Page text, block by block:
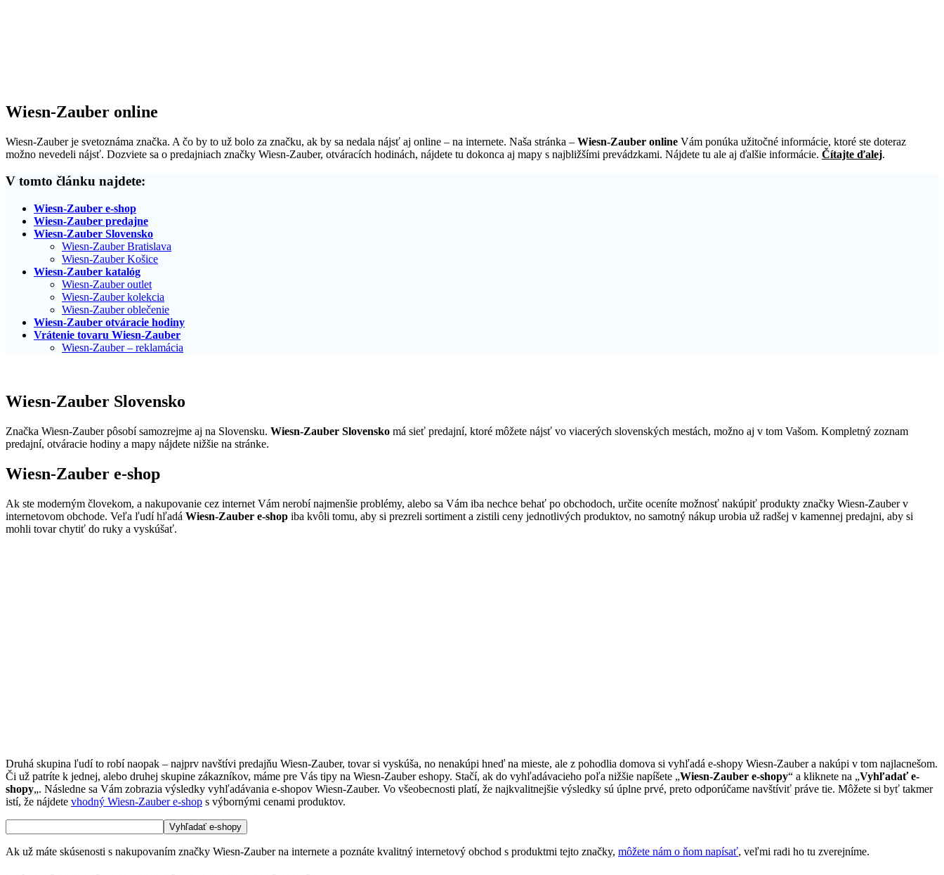
Wiesn-Zauber online
Wiesn-Zauber je svetoznáma značka. A čo by to už bolo za značku, ak by sa nedala nájsť aj online – na internete. Naša stránka – Wiesn-Zauber online Vám ponúka užitočné informácie, ktoré ste doteraz
možno nevedeli nájsť. Dozviete sa o predajniach značky Wiesn-Zauber, otváracích hodinách, nájdete tu dokonca aj mapy s najbližšími prevádzkami. Nájdete tu ale aj ďalšie informácie. Čítajte ďalej.
V tomto článku najdete:
Wiesn-Zauber e-shop
Wiesn-Zauber predajne
Wiesn-Zauber Slovensko
Wiesn-Zauber Bratislava
Wiesn-Zauber Košice
Wiesn-Zauber katalóg
Wiesn-Zauber outlet
Wiesn-Zauber kolekcia
Wiesn-Zauber oblečenie
Wiesn-Zauber otváracie hodiny
Vrátenie tovaru Wiesn-Zauber
Wiesn-Zauber – reklamácia
Wiesn-Zauber Slovensko
Značka Wiesn-Zauber pôsobí samozrejme aj na Slovensku. Wiesn-Zauber Slovensko má sieť predajní, ktoré môžete nájsť vo viacerých slovenských mestách, možno aj v tom Vašom. Kompletný zoznam
predajní, otváracie hodiny a mapy nájdete nižšie na stránke.
Wiesn-Zauber e-shop
Ak ste moderným človekom, a nakupovanie cez internet Vám nerobí najmenšie problémy, alebo sa Vám iba nechce behať po obchodoch, určite oceníte možnosť nakúpiť produkty značky Wiesn-Zauber v
internetovom obchode. Veľa ľudí hľadá Wiesn-Zauber e-shop iba kvôli tomu, aby si prezreli sortiment a zistili ceny jednotlivých produktov, no samotný nákup urobia už radšej v kamennej predajni, aby si
mohli tovar chytiť do ruky a vyskúšať.
Druhá skupina ľudí to robí naopak – najprv navštívi predajňu Wiesn-Zauber, tovar si vyskúša, no nenakúpi hneď na mieste, ale z pohodlia domova si vyhľadá e-shopy Wiesn-Zauber a nakúpi v tom najlacnešom.
Či už patríte k jednej, alebo druhej skupine zákazníkov, máme pre Vás tipy na Wiesn-Zauber eshopy. Stačí, ak do vyhľadávacieho poľa nižšie napíšete „Wiesn-Zauber e-shopy“ a kliknete na „Vyhľadať e-
shopy„. Následne sa Vám zobrazia výsledky vyhľadávania e-shopov Wiesn-Zauber. Vo všeobecnosti platí, že najkvalitnejšie výsledky sú úplne prvé, preto odporúčame navštíviť práve tie. Môžete si byť takmer
istí, že nájdete vhodný Wiesn-Zauber e-shop s výbornými cenami produktov.
Ak už máte skúsenosti s nakupovaním značky Wiesn-Zauber na internete a poznáte kvalitný internetový obchod s produktmi tejto značky, môžete nám o ňom napísať, veľmi radi ho tu zverejníme.